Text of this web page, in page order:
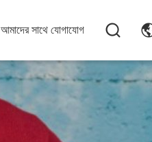
আমাদের সাথে যোগাযোগ